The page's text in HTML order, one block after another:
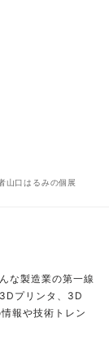
山口はるみの個展
な製造業の第一線
プリンタ、3D
報や技術トレン